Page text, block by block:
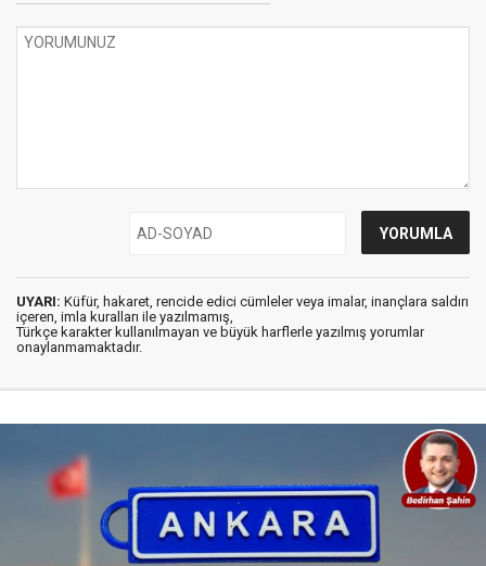
UYARI: Küfür, hakaret, rencide edici cümleler veya imalar, inançlara saldırı
içeren, imla kuralları ile yazılmamış,
Türkçe karakter kullanılmayan ve büyük harflerle yazılmış yorumlar
onaylanmamaktadır.